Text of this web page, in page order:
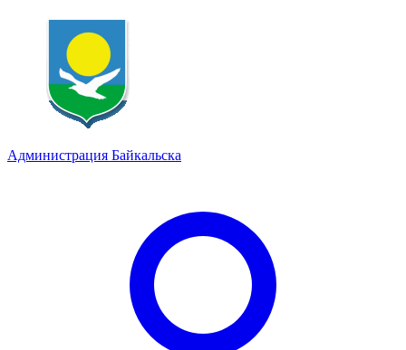
Администрация Байкальска